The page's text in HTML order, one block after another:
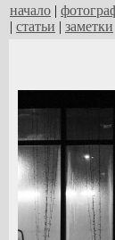
начало |
| статьи | заметки